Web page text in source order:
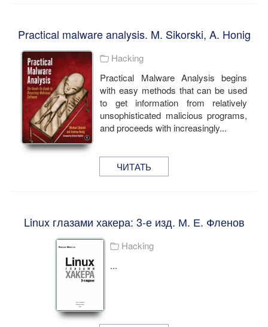
Practical malware analysis. M. Sikorski, A. Honig
Hacking
Practical Malware Analysis begins
with easy methods that can be used
to get information from relatively
unsophisticated malicious programs,
and proceeds with increasingly...
ЧИТАТЬ
Linux глазами хакера: 3-е изд. М. Е. Фленов
Hacking
...